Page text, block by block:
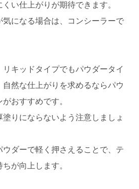
い仕上がりが期待できます。
気になる場合は、コンシーラーで
キッドタイプでもパウダータイ
然な仕上がりを求めるならパウ
おすすめです。
りにならないよう注意しましょ
ダーで軽く押さえることで、テ
が向上します。